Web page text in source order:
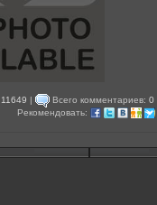
11649 | Всего комментариев: 0
Рекомендовать: